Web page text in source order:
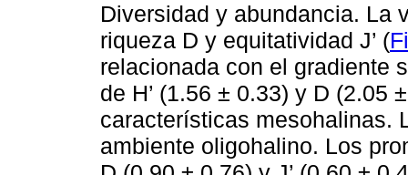
Diversidad y abundancia. La
riqueza D y equitatividad J’ (
relacionada con el gradiente
de H’ (1.56 ± 0.33) y D (2.05
características mesohalinas.
ambiente oligohalino. Los